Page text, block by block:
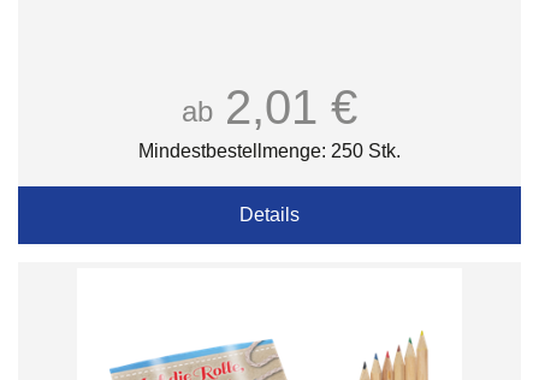
ab 2,01 €
Mindestbestellmenge: 250 Stk.
Details